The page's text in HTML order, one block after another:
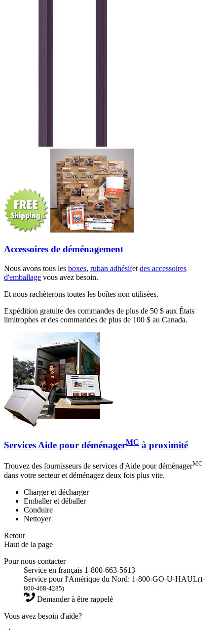
Accessoires de déménagement
Nous avons tous les boxes, ruban adhésifet des accessoires
d'emballage vous avez besoin.
Et nous rachèterons toutes les boîtes non utilisées.
Expédition gratuite des commandes de plus de 50 $ aux États
limitrophes et des commandes de plus de 100 $ au Canada.
Services Aide pour déménagerMC à proximité
Trouvez des fournisseurs de services d'Aide pour déménagerMC
dans votre secteur et déménagez deux fois plus vite.
Charger et décharger
Emballer et déballer
Conduire
Nettoyer
Retour
Haut de la page
Pour nous contacter
Service en français 1-800-663-5613
Service pour l'Amérique du Nord: 1-800-GO-U-HAUL(1-
800-468-4285)
Demander à être rappelé
Vous avez besoin d'aide?